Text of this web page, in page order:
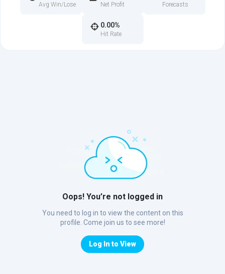
Oops! You’re not logged in
You need to log in to view the content on this
profile. Come join us to see more!
Log In to View
Avg Win/Lose Net Profit Forecasts
0.00%
Hit Rate